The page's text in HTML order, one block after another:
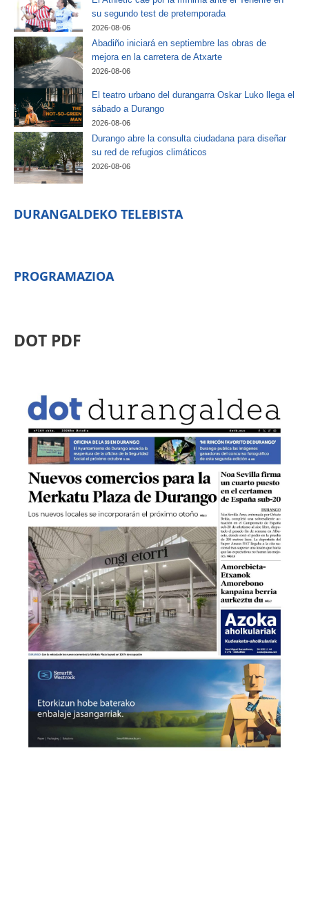
su segundo test de pretemporada
2026-08-06
Abadiño iniciará en septiembre las obras de
mejora en la carretera de Atxarte
2026-08-06
El teatro urbano del durangarra Oskar Luko llega el
sábado a Durango
2026-08-06
Durango abre la consulta ciudadana para diseñar
su red de refugios climáticos
2026-08-06
DURANGALDEKO TELEBISTA
PROGRAMAZIOA
DOT PDF